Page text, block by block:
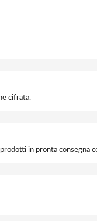
4,5KA PLZ4-C40/1N-
cifrata.
in pronta consegna